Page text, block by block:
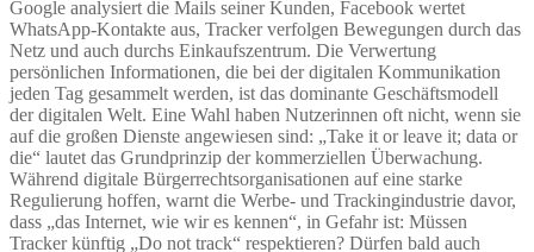
Google analysiert die Mails seiner Kunden, Facebook wertet
WhatsApp-Kontakte aus, Tracker verfolgen Bewegungen durch das
Netz und auch durchs Einkaufszentrum. Die Verwertung
persönlichen Informationen, die bei der digitalen Kommunikation
jeden Tag gesammelt werden, ist das dominante Geschäftsmodell
der digitalen Welt. Eine Wahl haben Nutzerinnen oft nicht, wenn sie
auf die großen Dienste angewiesen sind: „Take it or leave it; data or
die“ lautet das Grundprinzip der kommerziellen Überwachung.
Während digitale Bürgerrechtsorganisationen auf eine starke
Regulierung hoffen, warnt die Werbe- und Trackingindustrie davor,
dass „das Internet, wie wir es kennen“, in Gefahr ist: Müssen
Tracker künftig „Do not track“ respektieren? Dürfen bald auch